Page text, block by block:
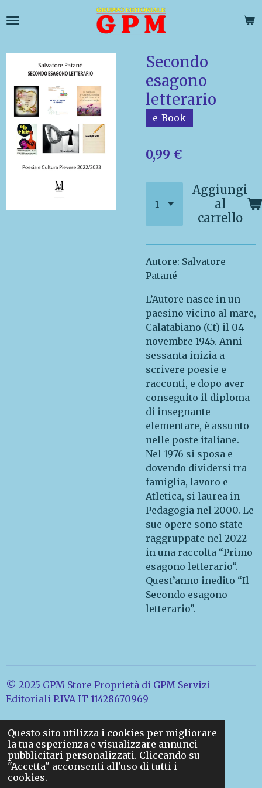
Questo sito utilizza i cookies per migliorare
la tua esperienza e visualizzare annunci
pubblicitari personalizzati. Cliccando su
"Accetta" acconsenti all'uso di tutti i
cookies.
al
principale
Secondo
esagono
letterario
e-Book
0,99 €
Aggiungi
al
carrello
Autore: Salvatore
Patané
L’Autore nasce in un
paesino vicino al mare,
Calatabiano (Ct) il 04
novembre 1945. Anni
sessanta inizia a
scrivere poesie e
racconti, e dopo aver
conseguito il diploma
di insegnante
elementare, è assunto
nelle poste italiane.
Nel 1976 si sposa e
dovendo dividersi tra
famiglia, lavoro e
Atletica, si laurea in
Pedagogia nel 2000. Le
sue opere sono state
raggruppate nel 2022
in una raccolta “Primo
esagono letterario“.
Quest’anno inedito “Il
Secondo esagono
letterario”.
© 2025 GPM Store Proprietà di GPM Servizi
Editoriali P.IVA IT 11428670969